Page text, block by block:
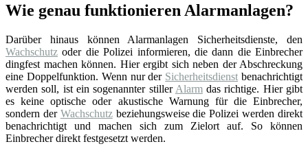
Wie genau funktionieren Alarmanlagen?
Darüber hinaus können Alarmanlagen Sicherheitsdienste, den
Wachschutz oder die Polizei informieren, die dann die Einbrecher
dingfest machen können. Hier ergibt sich neben der Abschreckung
eine Doppelfunktion. Wenn nur der Sicherheitsdienst benachrichtigt
werden soll, ist ein sogenannter stiller Alarmdas richtige. Hier gibt
es keine optische oder akustische Warnung für die Einbrecher,
sondern der Wachschutzbeziehungsweise die Polizei werden direkt
benachrichtigt und machen sich zum Zielort auf. So können
Einbrecher direkt festgesetzt werden.